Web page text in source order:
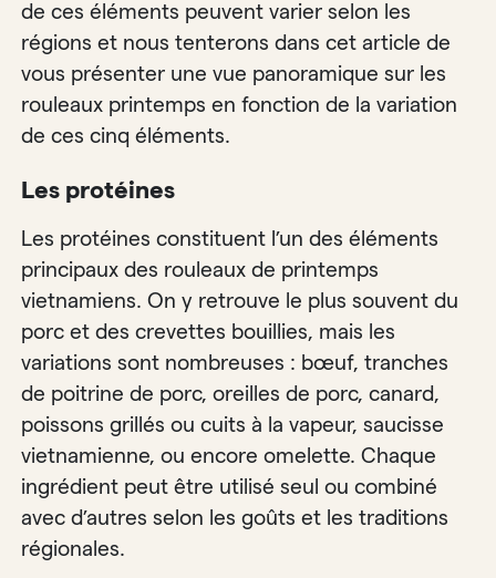
de ces éléments peuvent varier selon les
régions et nous tenterons dans cet article de
vous présenter une vue panoramique sur les
rouleaux printemps en fonction de la variation
de ces cinq éléments.
Les protéines
Les protéines constituent l’un des éléments
principaux des rouleaux de printemps
vietnamiens. On y retrouve le plus souvent du
porc et des crevettes bouillies, mais les
variations sont nombreuses : bœuf, tranches
de poitrine de porc, oreilles de porc, canard,
poissons grillés ou cuits à la vapeur, saucisse
vietnamienne, ou encore omelette. Chaque
ingrédient peut être utilisé seul ou combiné
avec d’autres selon les goûts et les traditions
régionales.